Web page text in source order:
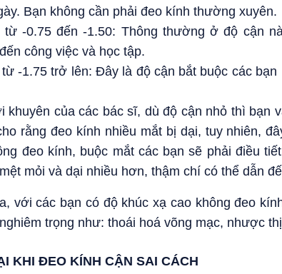
Bạn không cần phải đeo kính thường xuyên.
-0.75 đến -1.50: Thông thường ở độ cận
công việc và học tập.
-1.75 trở lên: Đây là độ cận bắt buộc các
khuyên của các bác sĩ, dù độ cận nhỏ thì bạn
rằng đeo kính nhiều mắt bị dại, tuy nhiên,
đeo kính, buộc mắt các bạn sẽ phải điều
mỏi và dại nhiều hơn, thậm chí có thể dẫn
với các bạn có độ khúc xạ cao không đeo
trọng như: thoái hoá võng mạc, nhược
KHI ĐEO KÍNH CẬN SAI CÁCH